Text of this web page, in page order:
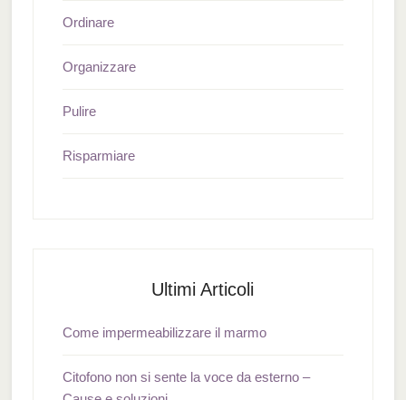
Ordinare
Organizzare
Pulire
Risparmiare
Ultimi Articoli
Come impermeabilizzare il marmo
Citofono non si sente la voce da esterno –